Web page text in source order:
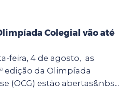
Colegial vão até
feira, 4 de agosto, as
edição da Olimpíada
(OCG) estão abertas&nbs...